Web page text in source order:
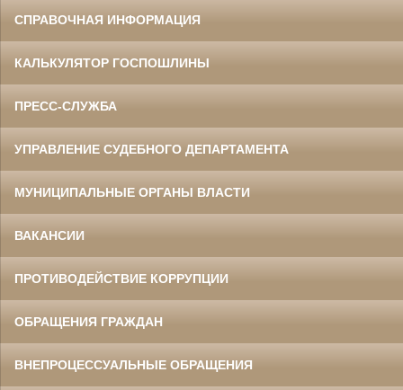
СПРАВОЧНАЯ ИНФОРМАЦИЯ
КАЛЬКУЛЯТОР ГОСПОШЛИНЫ
ПРЕСС-СЛУЖБА
УПРАВЛЕНИЕ СУДЕБНОГО ДЕПАРТАМЕНТА
МУНИЦИПАЛЬНЫЕ ОРГАНЫ ВЛАСТИ
ВАКАНСИИ
ПРОТИВОДЕЙСТВИЕ КОРРУПЦИИ
ОБРАЩЕНИЯ ГРАЖДАН
ВНЕПРОЦЕССУАЛЬНЫЕ ОБРАЩЕНИЯ